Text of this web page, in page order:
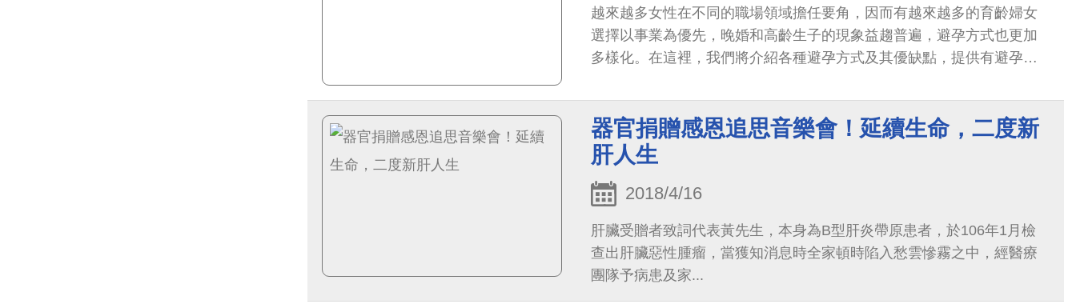
越來越多女性在不同的職場領域擔任要角，因而有越來越多的育齡婦女
選擇以事業為優先，晚婚和高齡生子的現象益趨普遍，避孕方式也更加
多樣化。在這裡，我們將介紹各種避孕方式及其優缺點，提供有避孕需
器官捐贈感恩追思音樂會！延續生命，二度新
肝人生
2018/4/16
肝臟受贈者致詞代表黃先生，本身為B型肝炎帶原患者，於106年1月檢
查出肝臟惡性腫瘤，當獲知消息時全家頓時陷入愁雲慘霧之中，經醫療
團隊予病患及家...